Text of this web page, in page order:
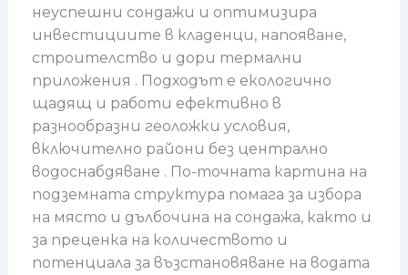
неуспешни сондажи и оптимизира
инвестициите в кладенци, напояване,
строителство и дори термални
приложения . Подходът е екологично
щадящ и работи ефективно в
разнообразни геоложки условия,
включително райони без централно
водоснабдяване . По-точната картина на
подземната структура помага за избора
на място и дълбочина на сондажа, както и
за преценка на количеството и
потенциала за възстановяване на водата